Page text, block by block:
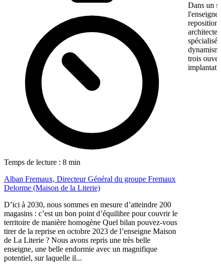
Temps de lecture : 8 min
Alban Fremaux, Directeur Général du groupe Fremaux
Delorme (Maison de la Literie)
D’ici à 2030, nous sommes en mesure d’atteindre 200
magasins : c’est un bon point d’équilibre pour couvrir le
territoire de manière homogène Quel bilan pouvez-vous
tirer de la reprise en octobre 2023 de l’enseigne Maison
de La Literie ? Nous avons repris une très belle
enseigne, une belle endormie avec un magnifique
potentiel, sur laquelle il...
Dans un
l'enseigne
spécialisé
trois